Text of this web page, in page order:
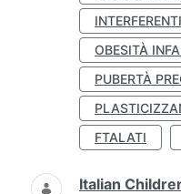
OBESITÀ
PUBERTÀ
FTALATI
Italian